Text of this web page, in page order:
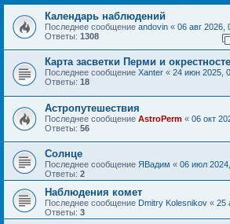
Календарь наблюдений
Последнее сообщение andovin « 06 авг 2026,
Ответы: 1308
Карта засветки Перми и
Последнее сообщение Xanter « 24 июн 2025,
Ответы: 18
Астропутешествия
Последнее сообщение AstroPerm « 06 окт
Ответы: 56
Солнце
Последнее сообщение ЯВадим « 06 июл
Ответы: 2
Наблюдения комет
Последнее сообщение Dmitry Kolesnikov « 25
Ответы: 3